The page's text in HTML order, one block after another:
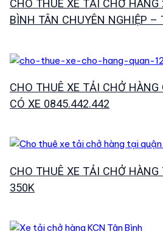
CHO THUÊ XE TẢI CHỞ
BÌNH TÂN CHUYÊN NGHIỆP –
CHO THUÊ XE TẢI CHỞ HÀNG
CÓ XE 0845.442.442
CHO THUÊ XE TẢI CHỞ
350K